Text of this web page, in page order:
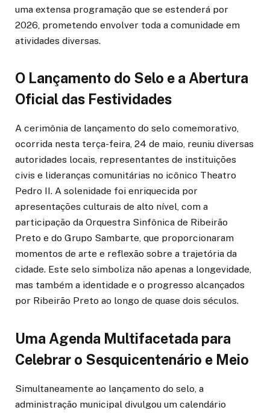
uma extensa programação que se estenderá por
2026, prometendo envolver toda a comunidade em
atividades diversas.
O Lançamento do Selo e a Abertura
Oficial das Festividades
A cerimônia de lançamento do selo comemorativo,
ocorrida nesta terça-feira, 24 de maio, reuniu diversas
autoridades locais, representantes de instituições
civis e lideranças comunitárias no icônico Theatro
Pedro II. A solenidade foi enriquecida por
apresentações culturais de alto nível, com a
participação da Orquestra Sinfônica de Ribeirão
Preto e do Grupo Sambarte, que proporcionaram
momentos de arte e reflexão sobre a trajetória da
cidade. Este selo simboliza não apenas a longevidade,
mas também a identidade e o progresso alcançados
por Ribeirão Preto ao longo de quase dois séculos.
Uma Agenda Multifacetada para
Celebrar o Sesquicentenário e Meio
Simultaneamente ao lançamento do selo, a
administração municipal divulgou um calendário